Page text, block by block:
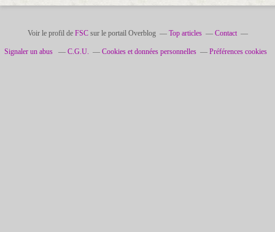
Voir le profil de FSCsur le portail Overblog Top articles Contact
Signaler un abus C.G.U. Cookies et données personnelles Préférences cookies